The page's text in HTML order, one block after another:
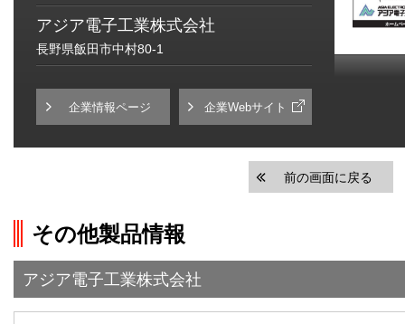
アジア電子工業株式会社
長野県飯田市中村80-1
企業情報ページ 企業Webサイト
前の画面に戻る
その他製品情報
アジア電子工業株式会社